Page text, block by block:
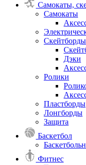
Самокаты,
Самокаты
Скейтборды
Дэки
Ролики
Пластборды
Лонгборды
Защита
Баскетбол
Фитнес